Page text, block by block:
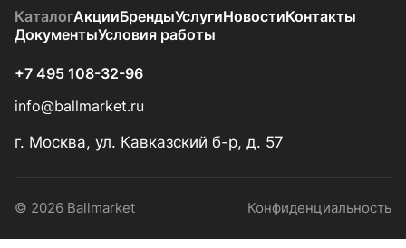
КаталогАкцииБрендыУслугиНовостиКонтакты
ДокументыУсловия работы
+7 495 108-32-96
info@ballmarket.ru
г. Москва, ул. Кавказский б-р, д. 57
© 2026 Ballmarket Конфиденциальность